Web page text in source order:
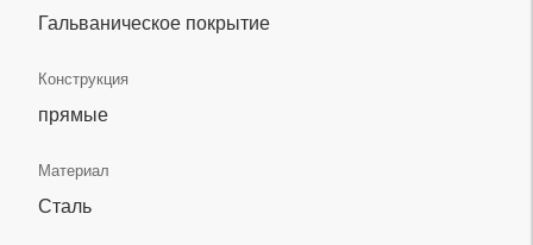
Гальваническое покрытие
Конструкция
прямые
Материал
Сталь